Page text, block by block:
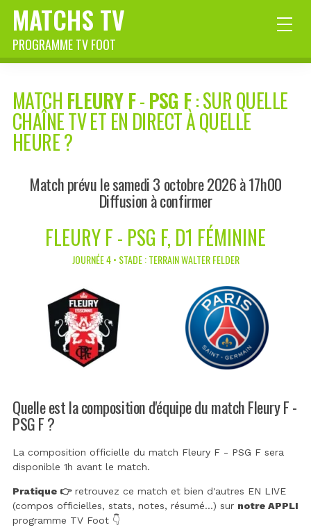
MATCHS TV
PROGRAMME TV FOOT
MATCH FLEURY F-PSG F: SUR QUELLE
CHAÎNE TV ET EN DIRECT À QUELLE
HEURE ?
Match prévu le samedi 3 octobre 2026 à 17h00
Diffusion à confirmer
FLEURY F - PSG F, D1 FÉMININE
JOURNÉE 4 • STADE : TERRAIN WALTER FELDER
Quelle est la composition d'équipe du match Fleury F -
PSG F ?
La composition officielle du match Fleury F - PSG F sera
disponible 1h avant le match.
Pratique 👉retrouvez ce match et bien d'autres EN LIVE
(compos officielles, stats, notes, résumé...) sur notre APPLI
programme TV Foot 👇